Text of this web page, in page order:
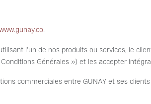
.
l’un de nos produits ou services, le
Générales ») et les accepter
commerciales entre GUNAY et ses clients